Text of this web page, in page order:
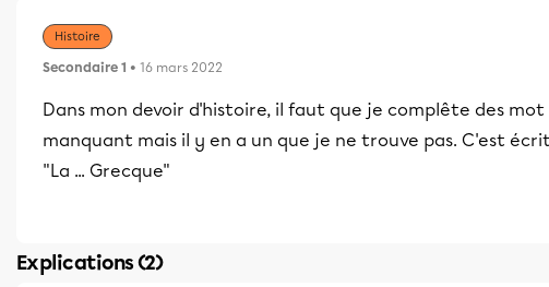
Histoire
Secondaire 1 • 16 mars 2022
Dans mon devoir d'histoire, il faut que je complête des mot
manquant mais il y en a un que je ne trouve pas. C'est
"La ... Grecque"
Explications (2)